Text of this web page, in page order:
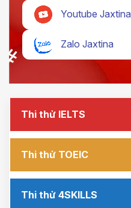
Youtube Jaxtina
Zalo Jaxtina
Thi thử IELTS
Thi thử TOEIC
Thi thử 4SKILLS